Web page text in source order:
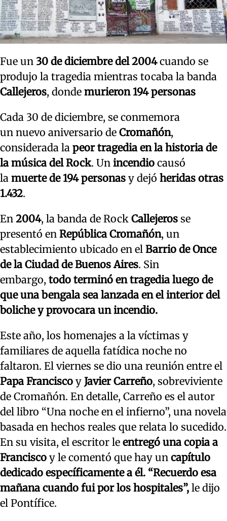
Fue un 30 de diciembre del 2004cuando se
produjo la tragedia mientras tocaba la banda
Callejeros, donde murieron 194 personas
Cada 30 de diciembre, se conmemora
un nuevo aniversario de Cromañón,
considerada la peor tragedia en la historia de
la música del Rock. Un incendio causó
la muerte de 194 personas y dejó heridas otras
1.432.
En 2004, la banda de Rock Callejeros se
presentó en República Cromañón, un
establecimiento ubicado en el Barrio de Once
de la Ciudad de Buenos Aires. Sin
embargo, todo terminó en tragedia luego de
que una bengala sea lanzada en el interior del
boliche y provocara un incendio.
Este año, los homenajes a la víctimas y
familiares de aquella fatídica noche no
faltaron. El viernes se dio una reunión entre el
Papa Francisco y Javier Carreño, sobreviviente
de Cromañón. En detalle, Carreño es el autor
del libro “Una noche en el infierno”, una novela
basada en hechos reales que relata lo sucedido.
En su visita, el escritor le entregó una copia a
Francisco y le comentó que hay un capítulo
dedicado específicamente a él. “Recuerdo esa
mañana cuando fui por los hospitales”, le dijo
el Pontífice.